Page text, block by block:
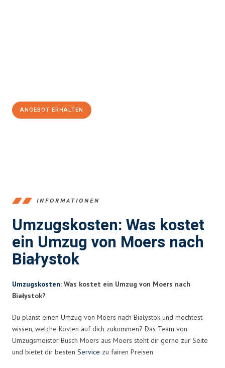
ANGEBOT ERHALTEN
INFORMATIONEN
Umzugskosten: Was kostet
ein Umzug von Moers nach
Białystok
Umzugskosten: Was kostet ein Umzug von Moers nach
Białystok?
Du planst einen Umzug von Moers nach Białystok und möchtest
wissen, welche Kosten auf dich zukommen? Das Team von
Umzugsmeister Busch Moers aus Moers steht dir gerne zur Seite
und bietet dir besten Service zu fairen Preisen.